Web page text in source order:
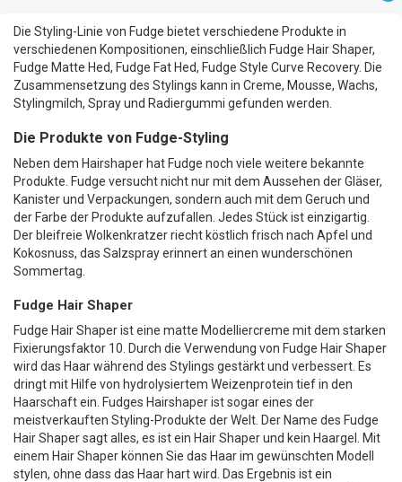
Die Styling-Linie von Fudge bietet verschiedene Produkte in
verschiedenen Kompositionen, einschließlich Fudge Hair Shaper,
Fudge Matte Hed, Fudge Fat Hed, Fudge Style Curve Recovery. Die
Zusammensetzung des Stylings kann in Creme, Mousse, Wachs,
Stylingmilch, Spray und Radiergummi gefunden werden.
Die Produkte von Fudge-Styling
Neben dem Hairshaper hat Fudge noch viele weitere bekannte
Produkte. Fudge versucht nicht nur mit dem Aussehen der Gläser,
Kanister und Verpackungen, sondern auch mit dem Geruch und
der Farbe der Produkte aufzufallen. Jedes Stück ist einzigartig.
Der bleifreie Wolkenkratzer riecht köstlich frisch nach Apfel und
Kokosnuss, das Salzspray erinnert an einen wunderschönen
Sommertag.
Fudge Hair Shaper
Fudge Hair Shaper ist eine matte Modelliercreme mit dem starken
Fixierungsfaktor 10. Durch die Verwendung von Fudge Hair Shaper
wird das Haar während des Stylings gestärkt und verbessert. Es
dringt mit Hilfe von hydrolysiertem Weizenprotein tief in den
Haarschaft ein. Fudges Hairshaper ist sogar eines der
meistverkauften Styling-Produkte der Welt. Der Name des Fudge
Hair Shaper sagt alles, es ist ein Hair Shaper und kein Haargel. Mit
einem Hair Shaper können Sie das Haar im gewünschten Modell
stylen, ohne dass das Haar hart wird. Das Ergebnis ist ein